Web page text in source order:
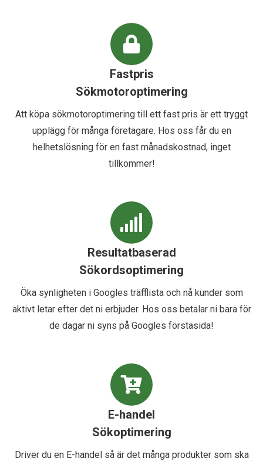
Fastpris
Sökmotoroptimering
Att köpa sökmotoroptimering till ett fast pris är ett tryggt
upplägg för många företagare. Hos oss får du en
helhetslösning för en fast månadskostnad, inget
tillkommer!
Resultatbaserad
Sökordsoptimering
Öka synligheten i Googles träfflista och nå kunder som
aktivt letar efter det ni erbjuder. Hos oss betalar ni bara för
de dagar ni syns på Googles förstasida!
E-handel
Sökoptimering
Driver du en E-handel så är det många produkter som ska